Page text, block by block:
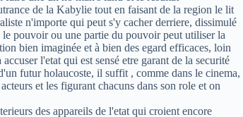
de la Kabylie tout en faisant de la region le lit
n'importe qui peut s'y cacher derriere, dissimulé
pouvoir ou une partie du pouvoir peut utiliser la
bien imaginée et à bien des egard efficaces, loin
l'etat qui est sensé etre garant de la securité
futur holaucoste, il suffit , comme dans le cinema,
et les figurant chacuns dans son role et on
des appareils de l'etat qui croient encore